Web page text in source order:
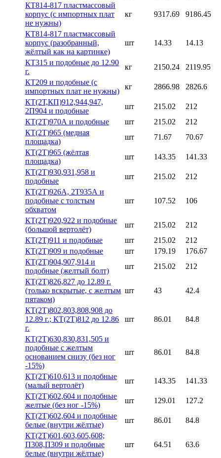
КТ814-817 пластмассовый
корпус (с импортных плат
не нужны)
кг 9317.69 9186.45
КТ814-817 пластмассовый
корпус (разобранный,
жёлтый как на картинке)
шт 14.33 14.13
КТ315 и подобные до 12.90
г.
кг 2150.24
2119.95
КТ209 и подобные (с
импортных плат не нужны)
кг 2866.98
2826.6
КТ(2Т,КП)912,944,947,
2П904 и подобные
шт 215.02
212
КТ(2Т)970А и подобные
шт 215.02
212
КТ(2Т)965 (медная
площадка)
шт 71.67
70.67
КТ(2Т)965 (жёлтая
площадка)
шт 143.35
141.33
КТ(2Т)930,931,958 и
подобные
шт 215.02
212
КТ(2Т)926А, 2Т935А и
подобные с толстым
обхватом
шт 107.52 106
КТ(2Т)920,922 и подобные
(большой вертолёт)
шт 215.02
212
КТ(2Т)911 и подобные
шт 215.02
212
КТ(2Т)909 и подобные
шт 179.19
176.67
КТ(2Т)904,907,914 и
подобные (желтый болт)
шт 215.02
212
КТ(2Т)826,827 до 12.89 г.
(только вскрытые, с желтым
пятаком)
шт 43 42.4
КТ(2Т)802,803,808,908 до
12.89 г.; КТ(2Т)812 до 12.86
г.
шт 86.01 84.8
КТ(2Т)630,830,831,505 и
подобные с желтым
основанием снизу (без ног
-15%)
шт 86.01 84.8
КТ(2Т)610,613 и подобные
(малый вертолёт)
шт 143.35
141.33
КТ(2Т)602,604 и подобные
желтые (без ног -15%)
шт 129.01
127.2
КТ(2Т)602,604 и подобные
белые (внутри жёлтые)
шт 86.01
84.8
КТ(2Т)601,603,605,608;
П308,П309 и подобные
белые (внутри жёлтые)
шт 64.51 63.6